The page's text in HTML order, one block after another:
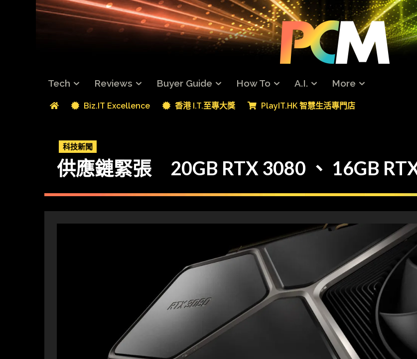
Tech Reviews Buyer Guide How To A.I. More
Biz.IT Excellence 香港 I.T.至專大獎 PlayIT.HK 智慧生活專門店
科技新聞
供應鏈緊張 20GB RTX 3080 、 16GB